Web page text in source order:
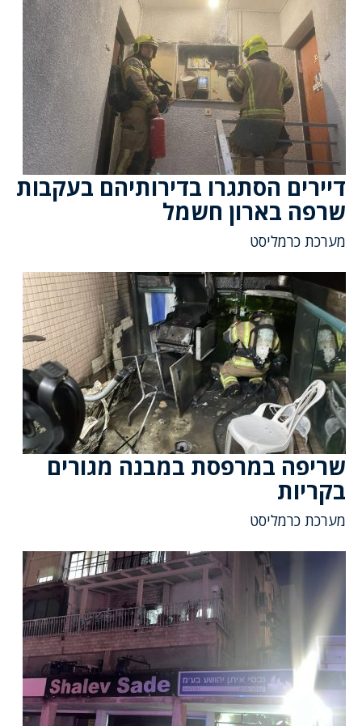
דיירים הסתגרו בדירותיהם בעקבות
שרפה בארון חשמל
מערכת כרמליסט
שריפה במרפסת במבנה מגורים
בקריות
מערכת כרמליסט